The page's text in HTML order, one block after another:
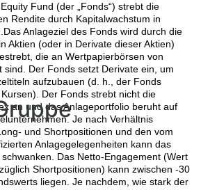
Fund (der „Fonds“) strebt die
Rendite durch Kapitalwachstum in
Anlageziel des Fonds wird durch die
Aktien (oder in Derivate dieser Aktien)
die an Wertpapierbörsen von
sind. Der Fonds setzt Derivate ein, um
aufzubauen (d. h., der Fonds
Der Fonds strebt nicht die
an und das Anlageportfolio beruht auf
Je nach Verhältnis
und Shortpositionen und den vom
Anlagegelegenheiten kann das
Das Netto-Engagement (Wert
Shortpositionen) kann zwischen -30
liegen. Je nachdem, wie stark der